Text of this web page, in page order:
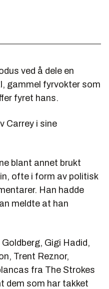
ved å dele en
gammel fyrvokter som
fyret hans.
Carrey i sine
blant annet brukt
ofte i form av politisk
Han hadde
meldte at han
Gigi Hadid,
Trent Reznor,
fra The Strokes
dem som har takket